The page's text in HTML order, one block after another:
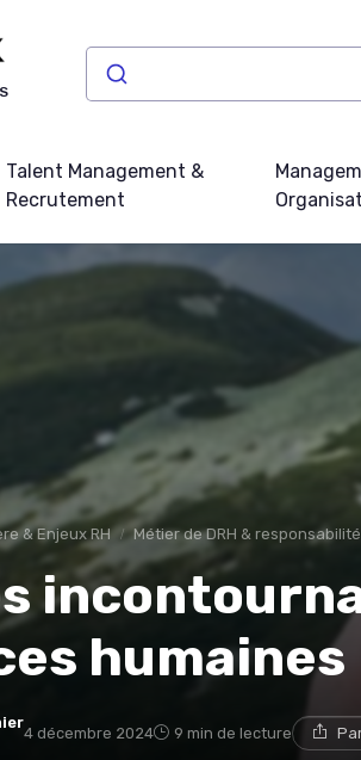
Talent Management &
Recrutement
& Enjeux RH Métier de DRH &
humaines
4 décembre 2024 9 min de lecture